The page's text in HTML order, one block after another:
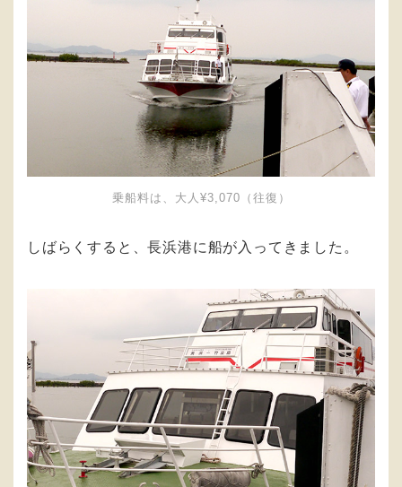
乗船料は、大人¥3,070（往復）
しばらくすると、長浜港に船が入ってきました。